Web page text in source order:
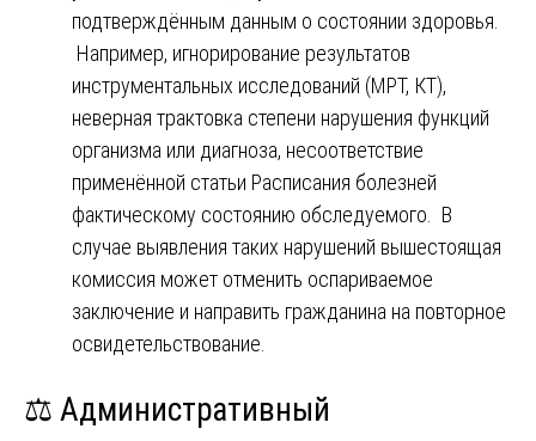
подтверждённым данным о состоянии здоровья.
Например, игнорирование результатов
инструментальных исследований (МРТ, КТ),
неверная трактовка степени нарушения функций
организма или диагноза, несоответствие
применённой статьи Расписания болезней
фактическому состоянию обследуемого. В
случае выявления таких нарушений вышестоящая
комиссия может отменить оспариваемое
заключение и направить гражданина на повторное
освидетельствование.
⚖️ Административный